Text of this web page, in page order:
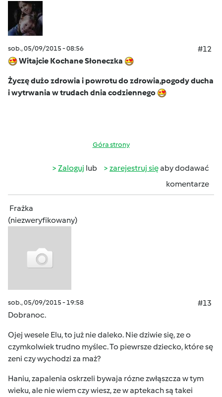
sob., 05/09/2015 - 08:56
#12
Witajcie Kochane Słoneczka
Życzę dużo zdrowia i powrotu do zdrowia,pogody ducha
i wytrwania w trudach dnia codziennego
Góra strony
Zaloguj lub zarejestruj sięaby dodawać
komentarze
Frażka
(niezweryfikowany)
sob., 05/09/2015 - 19:58
#13
Dobranoc.
Ojej wesele Elu, to już nie daleko. Nie dziwie się, ze o
czymkolwiek trudno myślec. To piewrsze dziecko, które sę
zeni czy wychodzi za maż?
Haniu, zapalenia oskrzeli bywaja rózne zwłąszcza w tym
wieku, ale nie wiem czy wiesz, ze w aptekach są takei